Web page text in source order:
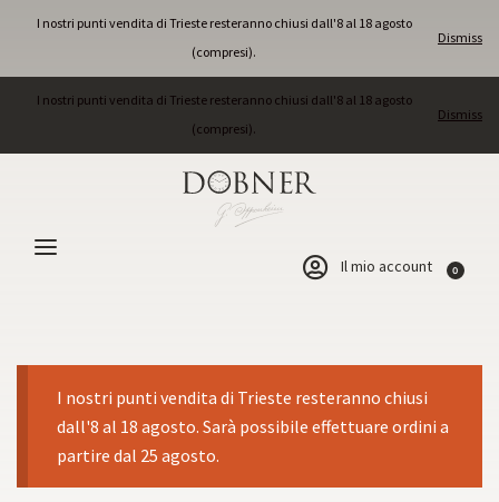
I nostri punti vendita di Trieste resteranno chiusi dall'8 al 18 agosto
(compresi).
Dismiss
I nostri punti vendita di Trieste resteranno chiusi dall'8 al 18 agosto
(compresi).
Dismiss
Il mio account 0
I nostri punti vendita di Trieste resteranno chiusi
dall'8 al 18 agosto. Sarà possibile effettuare ordini a
partire dal 25 agosto.